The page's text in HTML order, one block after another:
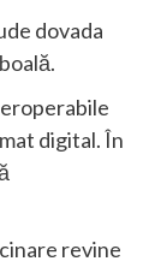
dovada
digital. În
revine